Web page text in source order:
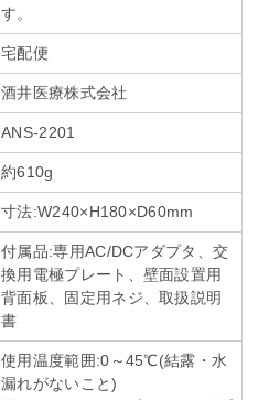
す。
宅配便
酒井医療株式会社
ANS-2201
約610g
寸法:W240×H180×D60mm
付属品:専用AC/DCアダプタ、交
換用電極プレート、壁面設置用
背面板、固定用ネジ、取扱説明
書
使用温度範囲:0～45℃(結露・水
漏れがないこと)